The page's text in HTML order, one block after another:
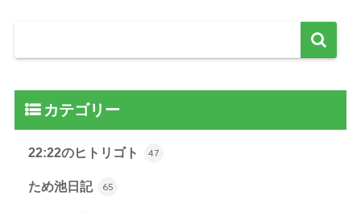
カテゴリー
22:22のヒトリゴト 47
ため池日記 65